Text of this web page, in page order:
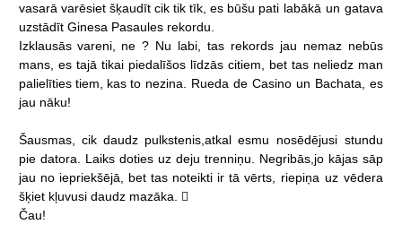
vasarā varēsiet šķaudīt cik tik tīk, es būšu pati labākā un gatava
uzstādīt Ginesa Pasaules rekordu.
Izklausās vareni, ne ? Nu labi, tas rekords jau nemaz nebūs
mans, es tajā tikai piedalīšos līdzās citiem, bet tas neliedz man
palielīties tiem, kas to nezina. Rueda de Casino un Bachata,
es
jau nāku!
Šausmas, cik daudz pulkstenis,atkal esmu nosēdējusi stundu
pie datora. Laiks doties uz deju trenniņu. Negribās,jo kājas sāp
jau no iepriekšējā, bet tas noteikti ir tā vērts, riepiņa uz vēdera
šķiet kļuvusi daudz mazāka.

Čau!